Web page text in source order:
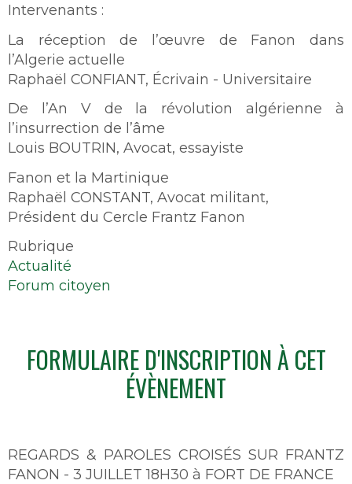
Intervenants :
La réception de l’œuvre de Fanon dans
l’Algerie actuelle
Raphaël CONFIANT, Écrivain - Universitaire
De l’An V de la révolution algérienne à
l’insurrection de l’âme
Louis BOUTRIN, Avocat, essayiste
Fanon et la Martinique
Raphaël CONSTANT, Avocat militant,
Président du Cercle Frantz Fanon
Rubrique
Actualité
Forum citoyen
FORMULAIRE D'INSCRIPTION À CET
ÉVÈNEMENT
REGARDS & PAROLES CROISÉS SUR FRANTZ
FANON - 3 JUILLET 18H30 à FORT DE FRANCE